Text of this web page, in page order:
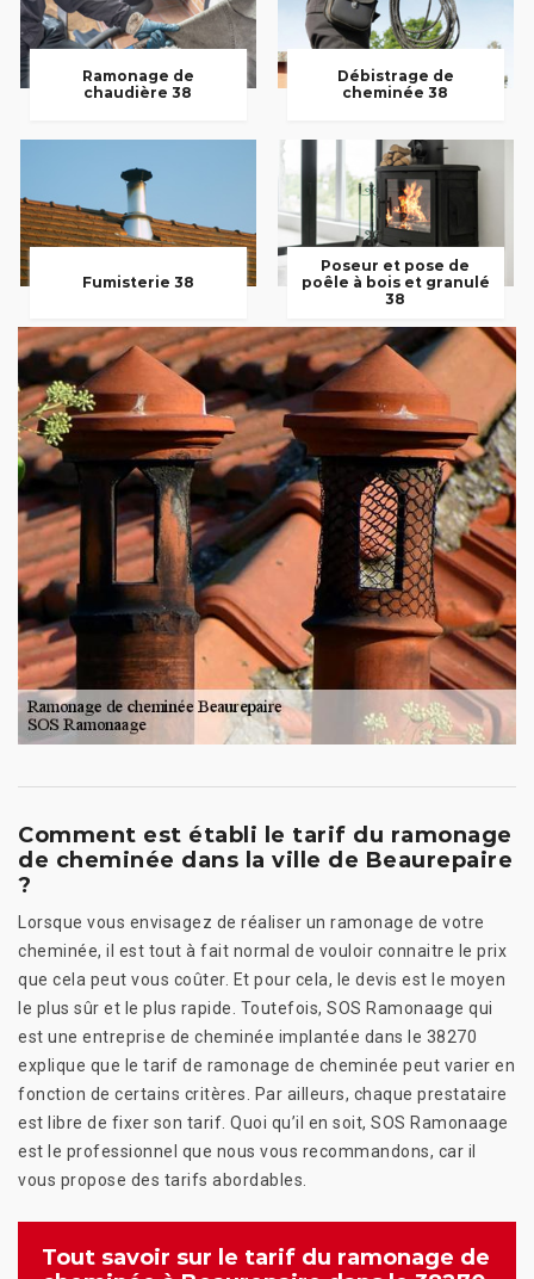
Ramonage de
chaudière 38
Débistrage de
cheminée 38
Fumisterie 38
Poseur et pose de
poêle à bois et granulé
38
Comment est établi le tarif du ramonage
de cheminée dans la ville de Beaurepaire
?
Lorsque vous envisagez de réaliser un ramonage de votre
cheminée, il est tout à fait normal de vouloir connaitre le prix
que cela peut vous coûter. Et pour cela, le devis est le moyen
le plus sûr et le plus rapide. Toutefois, SOS Ramonaage qui
est une entreprise de cheminée implantée dans le 38270
explique que le tarif de ramonage de cheminée peut varier en
fonction de certains critères. Par ailleurs, chaque prestataire
est libre de fixer son tarif. Quoi qu’il en soit, SOS Ramonaage
est le professionnel que nous vous recommandons, car il
vous propose des tarifs abordables.
Tout savoir sur le tarif du ramonage de